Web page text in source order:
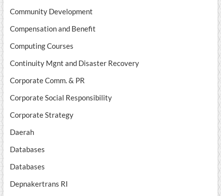
Community Development
Compensation and Benefit
Computing Courses
Continuity Mgnt and Disaster Recovery
Corporate Comm. & PR
Corporate Social Responsibility
Corporate Strategy
Daerah
Databases
Databases
Depnakertrans RI